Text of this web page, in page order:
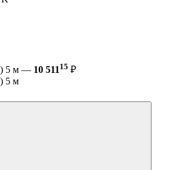
5 м — 10 51115 ₽
5 м